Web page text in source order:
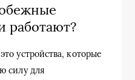
работают?
устройства, которые
силу для